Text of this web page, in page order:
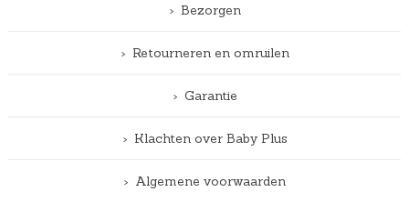
Bezorgen
Retourneren en omruilen
Garantie
Klachten over Baby Plus
Algemene voorwaarden